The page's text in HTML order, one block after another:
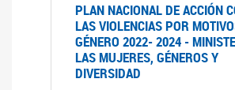
PLAN NACIONAL DE ACCIÓN
LAS VIOLENCIAS POR
GÉNERO 2022- 2024 -
LAS MUJERES, GÉNEROS Y
DIVERSIDAD